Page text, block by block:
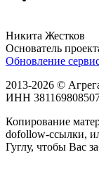
Никита Жестков
Основатель
Обновление
2013-2026 ©
ИНН
Копирование
dofollow-ссылки,
Гуглу, чтобы Вас